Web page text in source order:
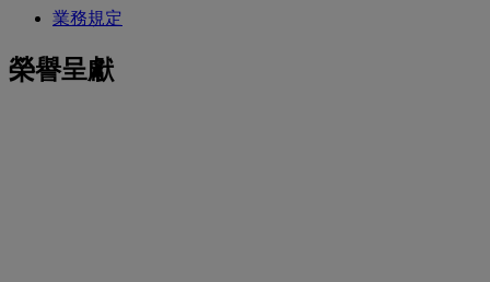
業務規定
榮譽呈獻